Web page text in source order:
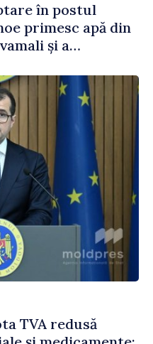
în postul
primesc apă din
și a
TVA redusă